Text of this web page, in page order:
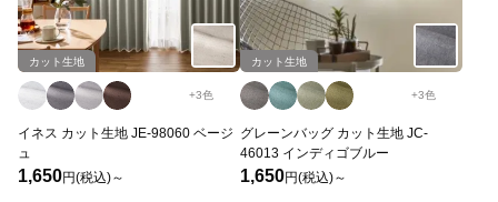
カット生地
+3色
イネス カット生地 JE-98060 ベージ
ュ
1,650円(税込)～
カット生地
+3色
グレーンバッグ カット生地 JC-
46013 インディゴブルー
1,650円(税込)～